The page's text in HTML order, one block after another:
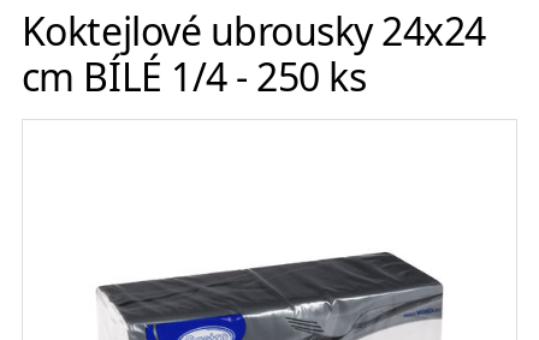
Koktejlové ubrousky 24x24
cm BÍLÉ 1/4 - 250 ks